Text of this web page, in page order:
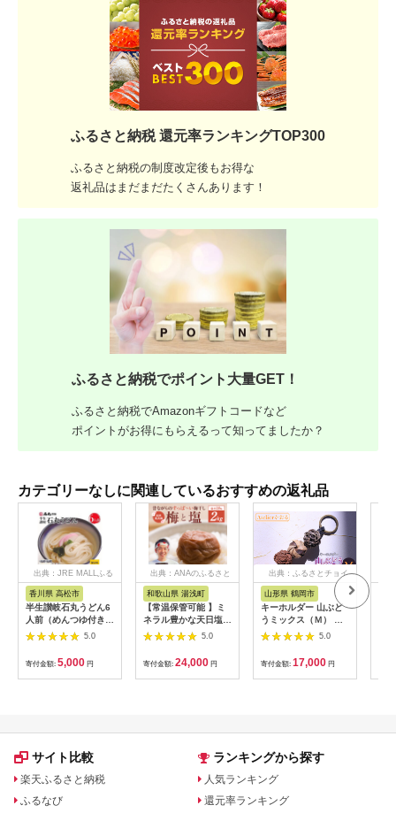
ふるさと納税 還元率ランキングTOP300
ふるさと納税の制度改定後もお得な
返礼品はまだまだたくさんあります！
ふるさと納税でポイント大量GET！
ふるさと納税でAmazonギフトコードなど
ポイントがお得にもらえるって知ってましたか？
カテゴリーなしに関連しているおすすめの返礼品
出典：JRE MALLふる
さと納税
香川県 高松市
半生讃岐石丸うどん6
人前（めんつゆ付き）
麺300g×2袋
5.0
寄付金額: 5,000 円
出典：ANAのふるさと
和歌山県 湯浅町
【常温保管可能 】ミ
ネラル豊かな天日塩だ
けで漬けた無添加梅干
し2kg 梅ボーイズ｜
B201_EP6024
5.0
寄付金額: 24,000 円
出典：ふるさとチョイ
山形県 鶴岡市
キーホルダー 山ぶど
うミックス（Ｍ） 山
形県鶴岡市 アトリエ
かおる | 山葡萄 雑貨
キーホルダー ギフト
贈り物 お取り寄せ 返
礼品
5.0
寄付金額: 17,000 円
サイト比較
楽天ふるさと納税
ふるなび
ランキングから探す
人気ランキング
還元率ランキング